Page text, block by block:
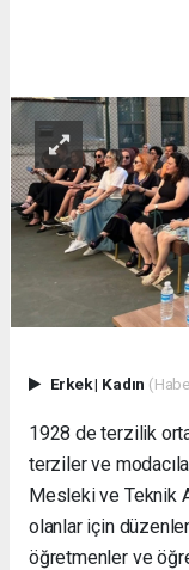
Erkek| Kadın
1928 de terzilik
terziler ve
Mesleki ve Teknik
olanlar için
öğretmenler ve